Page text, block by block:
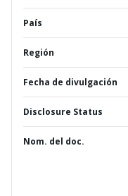
País
Región
Fecha de divulgación
Disclosure Status
Nom. del doc.